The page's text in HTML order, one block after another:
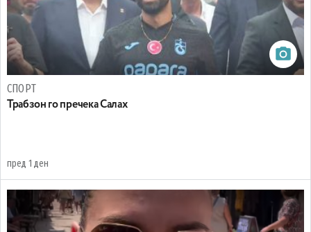
СПОРТ
Трабзон го пречека Салах
пред 1 ден